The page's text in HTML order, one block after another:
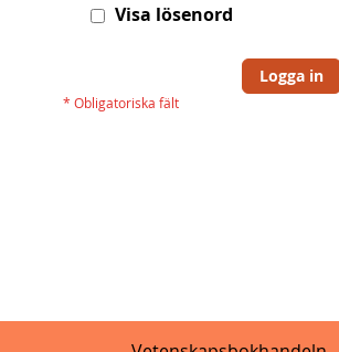
Visa lösenord
Logga in